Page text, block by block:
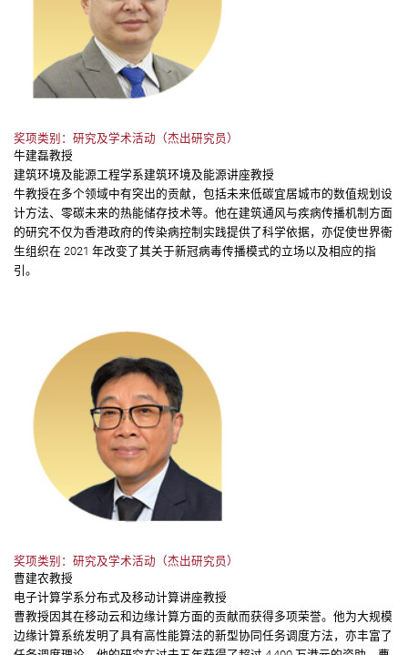
奖项类别：研究及学术活动（杰出研究员）
牛建磊教授
建筑环境及能源工程学系建筑环境及能源讲座教授
牛教授在多个领域中有突出的贡献，包括未来低碳宜居城市的数值规划设
计方法、零碳未来的热能储存技术等。他在建筑通风与疾病传播机制方面
的研究不仅为香港政府的传染病控制实践提供了科学依据，亦促使世界衞
生组织在 2021 年改变了其关于新冠病毒传播模式的立场以及相应的指
引。
奖项类别：研究及学术活动（杰出研究员）
曹建农教授
电子计算学系分布式及移动计算讲座教授
曹教授因其在移动云和边缘计算方面的贡献而获得多项荣誉。他为大规模
边缘计算系统发明了具有高性能算法的新型协同任务调度方法，亦丰富了